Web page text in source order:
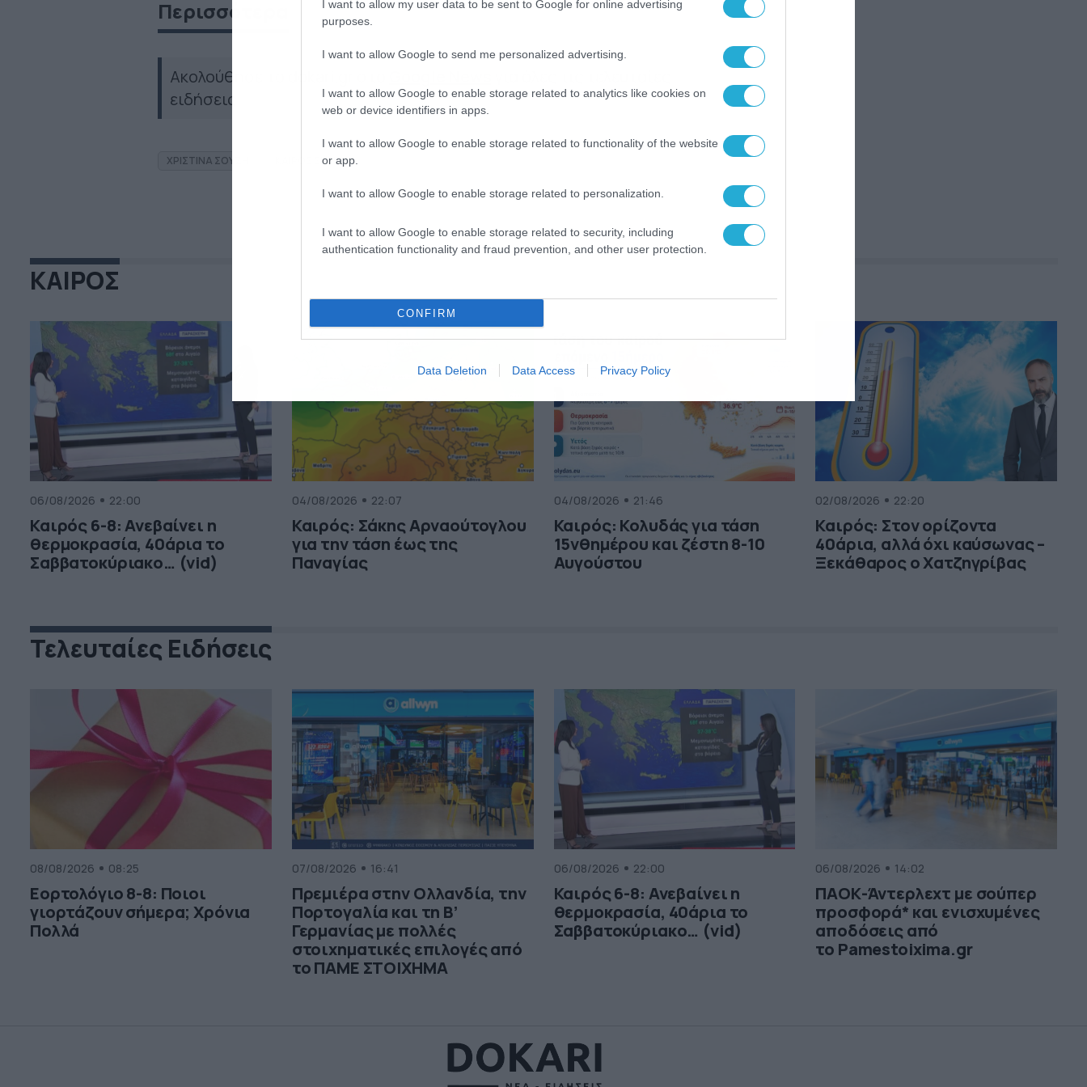
I want to allow my user data to be sent to Google for online advertising
purposes.
I want to allow Google to send me personalized advertising.
I want to allow Google to enable storage related to analytics like cookies on
web or device identifiers in apps.
I want to allow Google to enable storage related to functionality of the website
or app.
I want to allow Google to enable storage related to personalization.
I want to allow Google to enable storage related to security, including
authentication functionality and fraud prevention, and other user protection.
CONFIRM
Data Deletion Data Access Privacy Policy
Περισσότερα
Ακολούθησε το dokari.gr στο
ειδήσεις
ΧΡΙΣΤΙΝΑ ΣΟΥΖΗ ΚΑΙΡΟΣ ΣΗΜΕΡΑ
ΚΑΙΡΟΣ
06/08/2026 22:00
Καιρός 6-8: Ανεβαίνει η
θερμοκρασία, 40άρια το
Σαββατοκύριακο… (vid)
04/08/2026 22:07
Καιρός: Σάκης Αρναούτογλου
για την τάση έως της
Παναγίας
04/08/2026 21:46
Καιρός: Κολυδάς για τάση
15νθημέρου και ζέστη 8-10
Αυγούστου
02/08/2026 22:20
Καιρός: Στον ορίζοντα
40άρια, αλλά όχι καύσωνας –
Ξεκάθαρος ο Χατζηγρίβας
Τελευταίες Ειδήσεις
08/08/2026 08:25
Εορτολόγιο 8-8: Ποιοι
γιορτάζουν σήμερα; Χρόνια
Πολλά
07/08/2026 16:41
Πρεμιέρα στην Ολλανδία, την
Πορτογαλία και τη Β’
Γερμανίας με πολλές
στοιχηματικές επιλογές από
το ΠΑΜΕ ΣΤΟΙΧΗΜΑ
06/08/2026 22:00
Καιρός 6-8: Ανεβαίνει η
θερμοκρασία, 40άρια το
Σαββατοκύριακο… (vid)
06/08/2026 14:02
ΠΑΟΚ-Άντερλεχτ με σούπερ
προσφορά* και ενισχυμένες
αποδόσεις από
το Pamestoixima.gr